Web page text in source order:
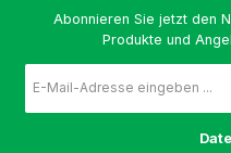
Abonnieren Sie jetzt den
Produkte und
Mail-
*